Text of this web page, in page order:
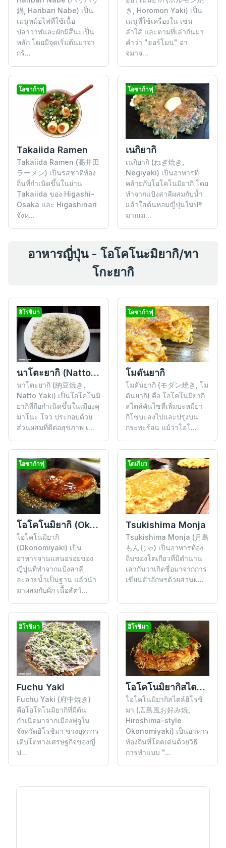
鍋, Haribari Nabe) เป็น
เมนูหม้อไฟที่ใช้เนื้อ
ปลาวาฬและผักมิสึนะเป็น
หลัก โดยมีจุดเริ่มต้นมาจา
กร้...
き, Horomon Yaki) เป็น
เมนูที่ใช้เครื่องใน เช่น
ลำไส้ และตามที่เล่ากันมา
คำว่า "ฮอร์โมน" อา
จมาจ...
โอซาก้าฟุ
Takaiida Ramen
Takaiida Ramen (高井田
ラーメン) เป็นรสชาติท้อง
ถิ่นที่กำเนิดขึ้นในย่าน
Takaiida ของ Higashi-
Osaka และ Higashinari
จังห...
โอซาก้าฟุ
เนกิยากิ
เนกิยากิ (ねぎ焼き,
Negiyaki) เป็นอาหารที่
คล้ายกับโอโคโนมิยากิ โดย
ทำจากแป้งสาลีผสมกับน้ำ
แล้วใส่ต้นหอมญี่ปุ่นในปริ
มาณม...
อาหารญี่ปุ่น - โอโคโนะมิยากิ/ทา
โกะยากิ
ฮิโรชิมา
นาโตะยากิ (Natto Yaki)
นาโตะยากิ (納豆焼き,
Natto Yaki) เป็นโอโคโนมิ
ยากิที่ถือกำเนิดขึ้นในเมืองคุ
มาโนะ โจว ประกอบด้วย
ส่วนผสมที่ดีต่อสุขภาพ เ...
โอซาก้าฟุ
โมดันยากิ
โมดันยากิ (モダン焼き, โม
ดันยากิ) คือ โอโคโนมิยากิ
สไตล์คันไซที่เพิ่มบะหมี่ยา
กิโซบะลงไปและปรุงบน
กระทะร้อน แม้ว่าโอโ...
โอซาก้าฟุ
โอโคโนมิยากิ (Okonomiyaki)
โอโคโนมิยากิ
(Okonomiyaki) เป็น
อาหารจานแสนอร่อยของ
ญี่ปุ่นที่ทำจากแป้งสาลี
ละลายน้ำเป็นฐาน แล้วนำ
มาผสมกับผัก เนื้อสัตว์...
โตเกียว
Tsukishima Monja
Tsukishima Monja (月島
もんじゃ) เป็นอาหารท้อง
ถิ่นของโตเกียวที่มีตำนาน
เล่ากันว่าเกิดชื่อมาจากการ
เขียนตัวอักษรด้วยส่วนผ...
ฮิโรชิมา
Fuchu Yaki
Fuchu Yaki (府中焼き)
คือโอโคโนมิยากิที่มีต้น
กำเนิดมาจากเมืองฟุจูใน
จังหวัดฮิโรชิมา ช่วงยุคการ
เติบโตทางเศรษฐกิจของญี่
ป...
ฮิโรชิมา
โอโคโนมิยากิสไตล์ฮิโรชิมา
โอโคโนมิยากิสไตล์ฮิโรชิ
มา (広島風お好み焼,
Hiroshima-style
Okonomiyaki) เป็นอาหาร
ท้องถิ่นที่โดดเด่นด้วยวิธี
การทำแบบ "...